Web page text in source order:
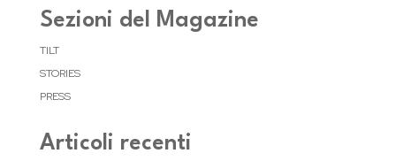
Sezioni del Magazine
TILT
STORIES
PRESS
Articoli recenti